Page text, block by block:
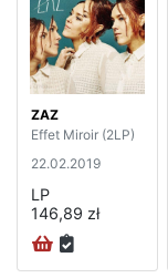
ZAZ
Effet Miroir (2LP)
22.02.2019
LP
146,89 zł